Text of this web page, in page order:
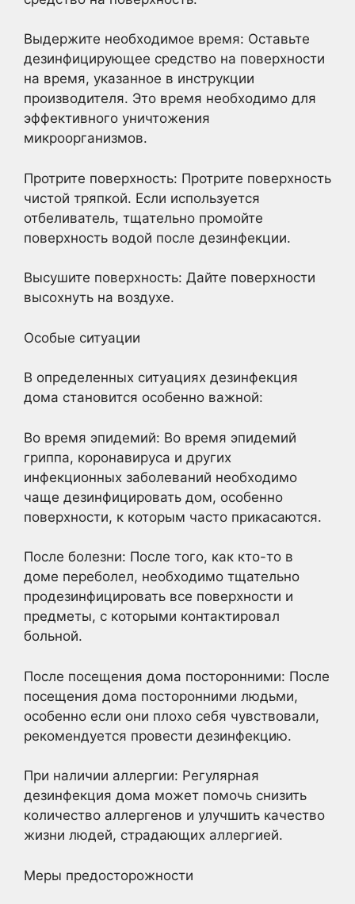
Выдержите необходимое время: Оставьте
дезинфицирующее средство на поверхности
на время, указанное в инструкции
производителя. Это время необходимо для
эффективного уничтожения
микроорганизмов.
Протрите поверхность: Протрите поверхность
чистой тряпкой. Если используется
отбеливатель, тщательно промойте
поверхность водой после дезинфекции.
Высушите поверхность: Дайте поверхности
высохнуть на воздухе.
Особые ситуации
В определенных ситуациях дезинфекция
дома становится особенно важной:
Во время эпидемий: Во время эпидемий
гриппа, коронавируса и других
инфекционных заболеваний необходимо
чаще дезинфицировать дом, особенно
поверхности, к которым часто прикасаются.
После болезни: После того, как кто-то в
доме переболел, необходимо тщательно
продезинфицировать все поверхности и
предметы, с которыми контактировал
больной.
После посещения дома посторонними: После
посещения дома посторонними людьми,
особенно если они плохо себя чувствовали,
рекомендуется провести дезинфекцию.
При наличии аллергии: Регулярная
дезинфекция дома может помочь снизить
количество аллергенов и улучшить качество
жизни людей, страдающих аллергией.
Меры предосторожности